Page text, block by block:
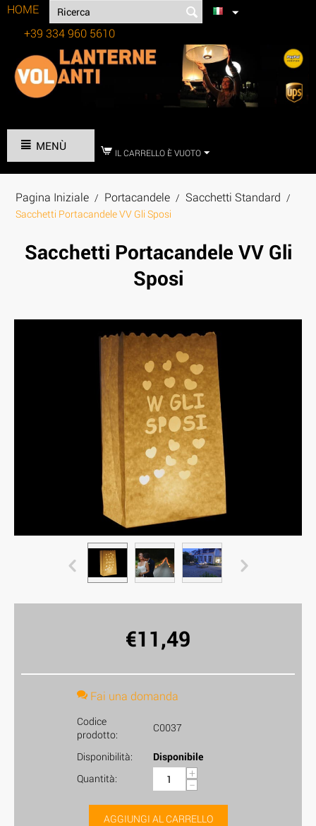
HOME
+39 334 960 5610
MENÙ IL CARRELLO È VUOTO
Pagina Iniziale / Portacandele / Sacchetti Standard /
Sacchetti Portacandele VV Gli Sposi
Sacchetti Portacandele VV Gli
Sposi
€11,49
Fai una domanda
Codice
prodotto:
C0037
Disponibilità:
Disponibile
Quantità:
+
−
AGGIUNGI AL CARRELLO